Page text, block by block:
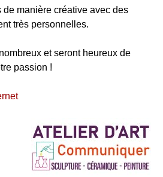
de manière créative avec des
très personnelles.
et seront heureux de
passion !